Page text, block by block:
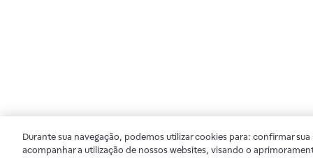
Durante sua navegação, podemos utilizar cookies para: confirmar
acompanhar a utilização de nossos websites, visando o